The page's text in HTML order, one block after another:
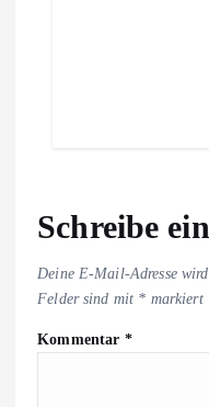
Schreibe
Deine E-Mail-Adresse
Felder sind mit * markiert
Kommentar *